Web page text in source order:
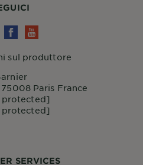
SERVICES
sul produttore
Paris France
protected]
protected]